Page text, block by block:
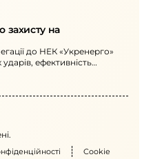
захисту на
до НЕК «Укренерго»
ефективність
Cookie